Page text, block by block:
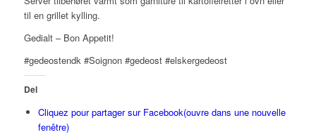
til en grillet kylling.
Gedialt – Bon Appetit!
#gedeostendk #Soignon #gedeost #elskergedeost
Del
Cliquez pour partager sur Facebook(ouvre dans une nouvelle
fenêtre)